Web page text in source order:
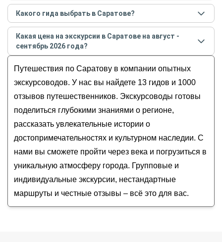
Самые популярные экскурсиив Саратовев
августе - сентябре 2026года:
Саратов от основания до наших дней
Знакомство с древним Саратовом
Саратов сквозь столетия
Мобильный квест «В поисках саратовских
монстров»
Энгельс, который вас удивит
Какого гида выбрать в Саратове?
Лучшие гидыв Саратовепо рейтингу и отзывам в
августе 2026 года:
Мария
Михаил
Евгений
Какая цена на экскурсии в Саратове на август -
сентябрь 2026 года?
сентябрь 2026года от 600 до 25 000 RUB
Путешествия по Саратову в компании опытных
экскурсоводов. У нас вы найдете 13 гидов и 1000
отзывов путешественников. Экскурсоводы готовы
поделиться глубокими знаниями о регионе,
рассказать увлекательные истории о
достопримечательностях и культурном наследии. С
нами вы сможете пройти через века и погрузиться в
уникальную атмосферу города. Групповые и
индивидуальные экскурсии, нестандартные
маршруты и честные отзывы – всё это для вас.